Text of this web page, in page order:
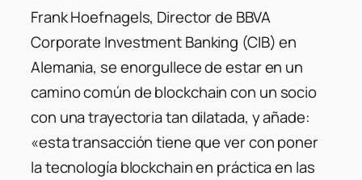
Frank Hoefnagels, Director de BBVA
Corporate Investment Banking (CIB) en
Alemania, se enorgullece de estar en un
camino común de blockchain con un socio
con una trayectoria tan dilatada, y añade:
«esta transacción tiene que ver con poner
la tecnología blockchain en práctica en las